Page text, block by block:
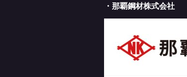
・那覇鋼材株式会社